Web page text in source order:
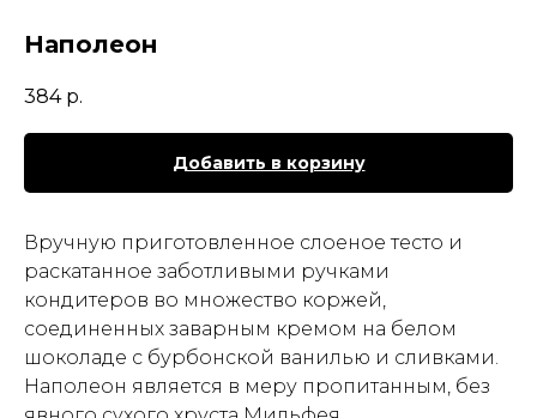
Наполеон
384 р.
Добавить в корзину
Вручную приготовленное слоеное тесто и
раскатанное заботливыми ручками
кондитеров во множество коржей,
соединенных заварным кремом на белом
шоколаде с бурбонской ванилью и сливками.
Наполеон является в меру пропитанным, без